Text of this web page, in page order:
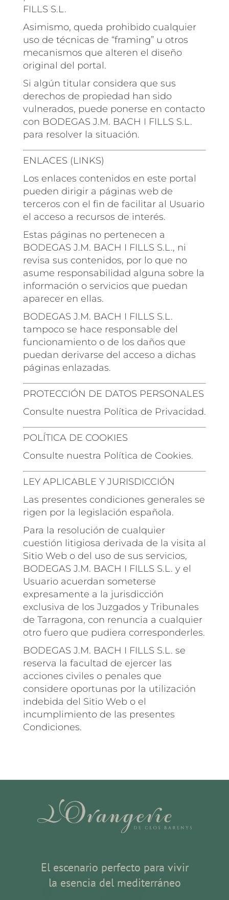
FILLS S.L.
Asimismo, queda prohibido cualquier
uso de técnicas de “framing” u otros
mecanismos que alteren el diseño
original del portal.
Si algún titular considera que sus
derechos de propiedad han sido
vulnerados, puede ponerse en contacto
con BODEGAS J.M. BACH I FILLS S.L.
para resolver la situación.
ENLACES (LINKS)
Los enlaces contenidos en este portal
pueden dirigir a páginas web de
terceros con el fin de facilitar al Usuario
el acceso a recursos de interés.
Estas páginas no pertenecen a
BODEGAS J.M. BACH I FILLS S.L., ni
revisa sus contenidos, por lo que no
asume responsabilidad alguna sobre la
información o servicios que puedan
aparecer en ellas.
BODEGAS J.M. BACH I FILLS S.L.
tampoco se hace responsable del
funcionamiento o de los daños que
puedan derivarse del acceso a dichas
páginas enlazadas.
PROTECCIÓN DE DATOS PERSONALES
Consulte nuestra Política de Privacidad.
POLÍTICA DE COOKIES
Consulte nuestra Política de Cookies.
LEY APLICABLE Y JURISDICCIÓN
Las presentes condiciones generales se
rigen por la legislación española.
Para la resolución de cualquier
cuestión litigiosa derivada de la visita al
Sitio Web o del uso de sus servicios,
BODEGAS J.M. BACH I FILLS S.L. y el
Usuario acuerdan someterse
expresamente a la jurisdicción
exclusiva de los Juzgados y Tribunales
de Tarragona, con renuncia a cualquier
otro fuero que pudiera corresponderles.
BODEGAS J.M. BACH I FILLS S.L. se
reserva la facultad de ejercer las
acciones civiles o penales que
considere oportunas por la utilización
indebida del Sitio Web o el
incumplimiento de las presentes
Condiciones.
El escenario perfecto para vivir
la esencia del mediterráneo